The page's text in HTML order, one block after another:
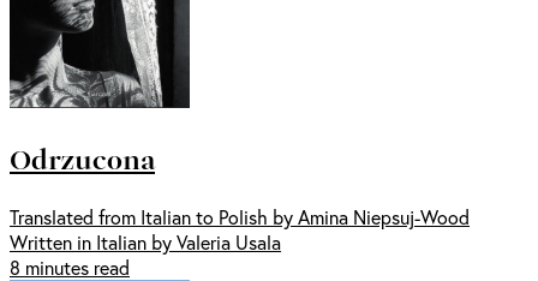
Odrzucona
Translated from Italian to Polish by Amina Niepsuj-Wood
Written in Italian by Valeria Usala
8 minutes read